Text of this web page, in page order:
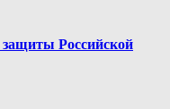
защиты Российской